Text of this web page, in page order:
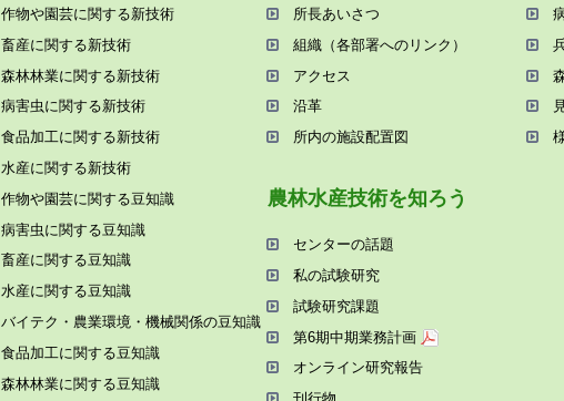
作物や園芸に関する新技術
畜産に関する新技術
森林林業に関する新技術
病害⾍に関する新技術
⾷品加⼯に関する新技術
⽔産に関する新技術
作物や園芸に関する⾖知識
病害⾍に関する⾖知識
畜産に関する⾖知識
⽔産に関する⾖知識
バイテク・農業環境・機械関係の⾖知識
⾷品加⼯に関する⾖知識
森林林業に関する⾖知識
所⻑あいさつ
組織（各部署へのリンク）
アクセス
沿⾰
所内の施設配置図
農林⽔産技術を知ろう
センターの話題
私の試験研究
試験研究課題
第6期中期業務計画
オンライン研究報告